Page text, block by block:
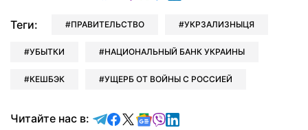
Теги: ПРАВИТЕЛЬСТВО УКРЗАЛИЗНЫЦЯ
УБЫТКИ НАЦИОНАЛЬНЫЙ БАНК УКРАИНЫ
КЕШБЭК УЩЕРБ ОТ ВОЙНЫ С РОССИЕЙ
Читайте нас в: Читайте в Telegram
Читайте в Facebook
Читайте в X
Читайте в Google news
Читайте в Viber
Читайте в LinkedIn